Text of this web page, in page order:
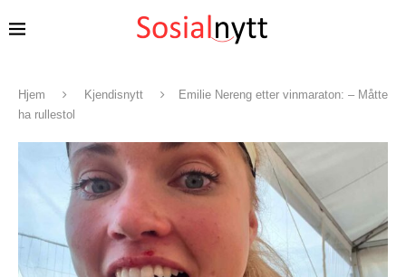
Hjem Kjendisnytt
Emilie Nereng etter vinmaraton: – Måtte
ha rullestol